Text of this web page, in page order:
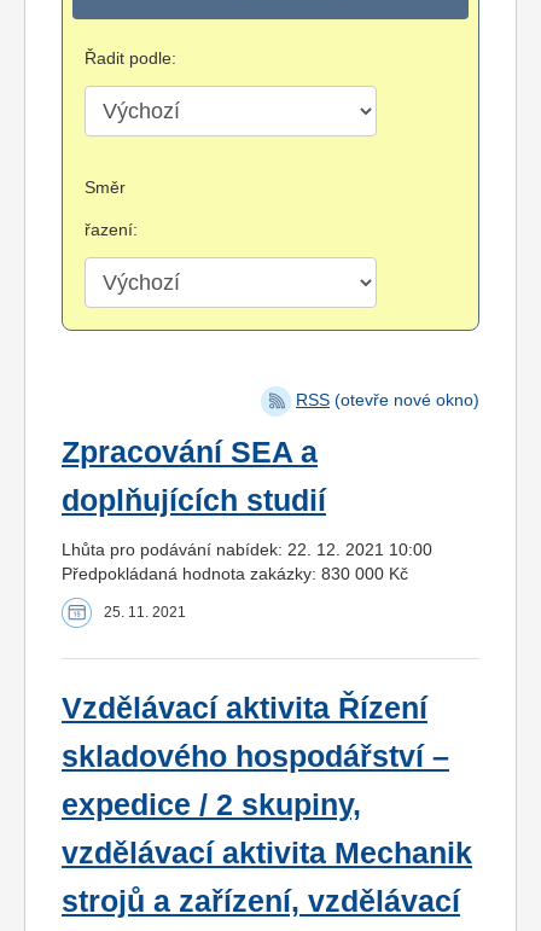
Řadit podle:
Směr
řazení:
RSS (otevře nové okno)
Zpracování SEA a
doplňujících studií
Lhůta pro podávání nabídek: 22. 12. 2021 10:00
Předpokládaná hodnota zakázky: 830 000 Kč
25. 11. 2021
Vzdělávací aktivita Řízení
skladového hospodářství –
expedice / 2 skupiny,
vzdělávací aktivita Mechanik
strojů a zařízení, vzdělávací